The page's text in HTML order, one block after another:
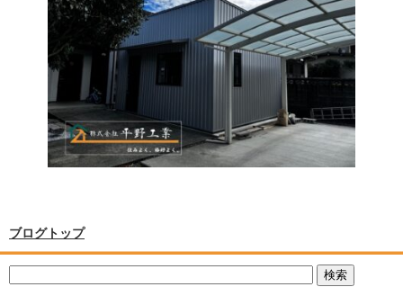
ブログトップ